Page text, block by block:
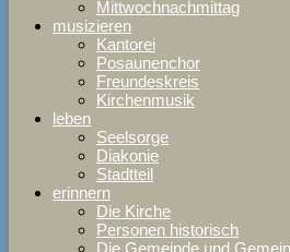
Mittwochnachmittag
musizieren
Kantorei
Posaunenchor
Freundeskreis
Kirchenmusik
leben
Seelsorge
Diakonie
Stadtteil
erinnern
Die Kirche
Personen historisch
Die Gemeinde und